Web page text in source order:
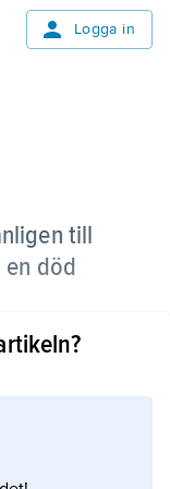
Logga in
till
död
under
viktig genre